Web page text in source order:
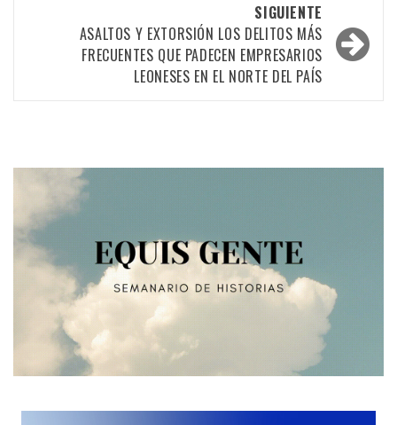
SIGUIENTE
ASALTOS Y EXTORSIÓN LOS DELITOS MÁS
FRECUENTES QUE PADECEN EMPRESARIOS
LEONESES EN EL NORTE DEL PAÍS